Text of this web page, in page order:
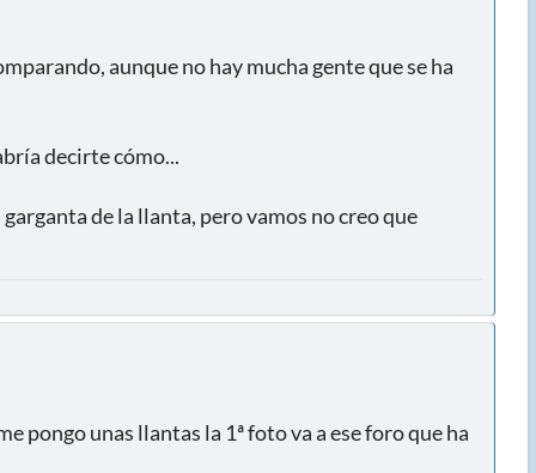
aunque no hay mucha gente que se ha
decirte cómo...
de la llanta, pero vamos no creo que
pongo unas llantas la 1ª foto va a ese foro que ha